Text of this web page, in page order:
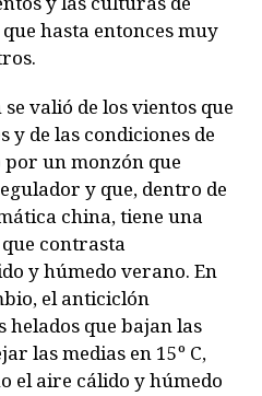
hasta entonces muy
valió de los vientos que
y de las condiciones de
un monzón que
y que, dentro de
china, tiene una
contrasta
y húmedo verano. En
el anticiclón
que bajan las
las medias en 15º C,
el aire cálido y húmedo